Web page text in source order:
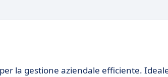
la gestione aziendale efficiente.